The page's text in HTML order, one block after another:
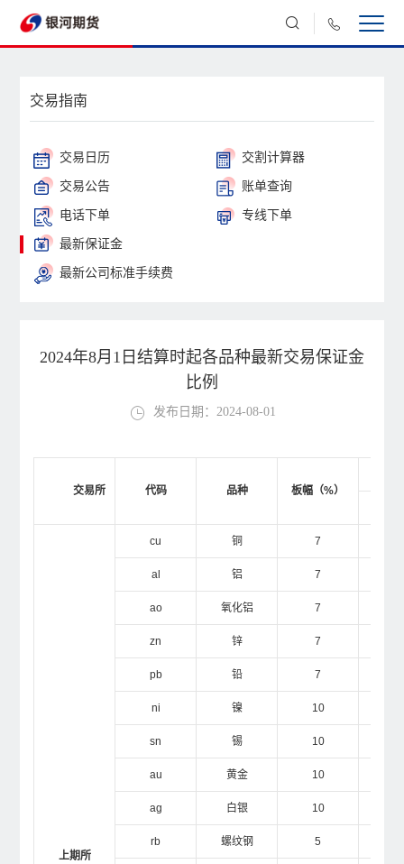
交易指南
交易日历 交割计算器
交易公告 账单查询
电话下单 专线下单
最新保证金
最新公司标准手续费
2024年8月1日结算时起各品种最新交易保证金
比例
发布日期：2024-08-01
交易所 代码 品种 板幅（%）
上期所
cu 铜 7
al 铝 7
ao 氧化铝 7
zn 锌 7
pb 铅 7
ni 镍 10
sn 锡 10
au 黄金 10
ag 白银 10
rb 螺纹钢 5